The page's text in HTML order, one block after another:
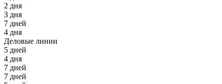
2 дня
3 дня
7 дней
4 дня
Деловые линии
5 дней
4 дня
7 дней
7 дней